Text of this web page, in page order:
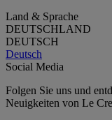
Land & Sprache
DEUTSCHLAND
DEUTSCH
Deutsch
Social Media
Folgen Sie uns und
Neuigkeiten von Le